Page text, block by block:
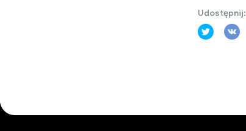
Udostępnij: